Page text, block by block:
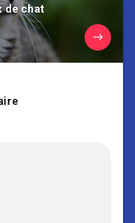
de chat